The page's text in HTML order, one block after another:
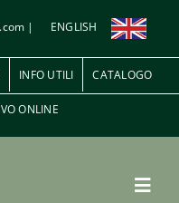
| ENGLISH
INFO UTILI CATALOGO
ONLINE